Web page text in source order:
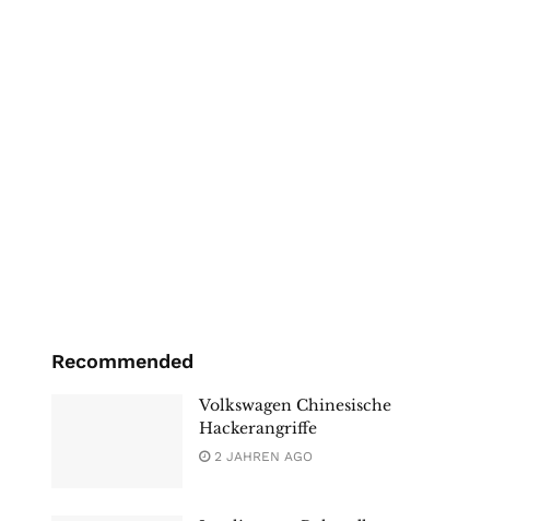
Recommended
Volkswagen Chinesische
Hackerangriffe
2 JAHREN AGO